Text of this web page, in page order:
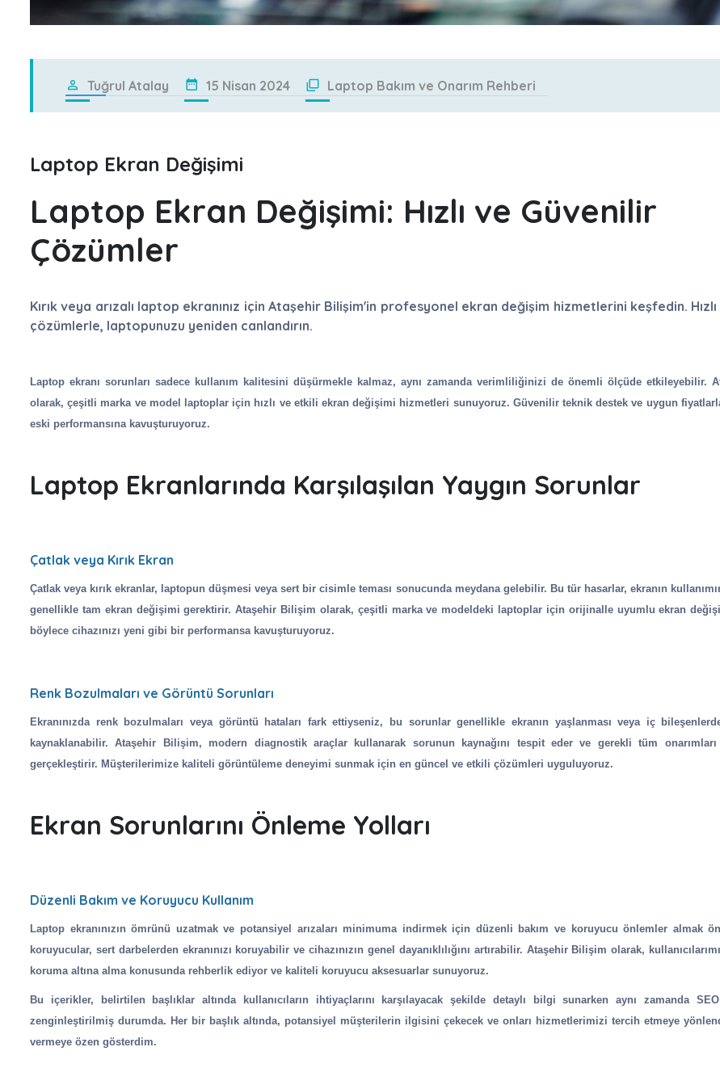
Tuğrul Atalay 15 Nisan 2024 Laptop Bakım ve Onarım Rehberi
Laptop Ekran Değişimi
Laptop Ekran Değişimi: Hızlı ve Güvenilir
Çözümler
Kırık veya arızalı laptop ekranınız için Ataşehir Bilişim'in profesyonel ekran değişim hizmetlerini keşfedin.
çözümlerle, laptopunuzu yeniden canlandırın.
Laptop ekranı sorunları sadece kullanım kalitesini düşürmekle kalmaz, aynı zamanda verimliliğinizi de önemli ölçüde etkileyebilir.
olarak, çeşitli marka ve model laptoplar için hızlı ve etkili ekran değişimi hizmetleri sunuyoruz. Güvenilir teknik destek ve uygun
eski performansına kavuşturuyoruz.
Laptop Ekranlarında Karşılaşılan Yaygın Sorunlar
Çatlak veya Kırık Ekran
Çatlak veya kırık ekranlar, laptopun düşmesi veya sert bir cisimle teması sonucunda meydana gelebilir. Bu tür hasarlar, ekranın
genellikle tam ekran değişimi gerektirir. Ataşehir Bilişim olarak, çeşitli marka ve modeldeki laptoplar için orijinalle uyumlu ekran
böylece cihazınızı yeni gibi bir performansa kavuşturuyoruz.
Renk Bozulmaları ve Görüntü Sorunları
Ekranınızda renk bozulmaları veya görüntü hataları fark ettiyseniz, bu sorunlar genellikle ekranın yaşlanması veya iç
kaynaklanabilir. Ataşehir Bilişim, modern diagnostik araçlar kullanarak sorunun kaynağını tespit eder ve gerekli tüm onarımları
gerçekleştirir. Müşterilerimize kaliteli görüntüleme deneyimi sunmak için en güncel ve etkili çözümleri uyguluyoruz.
Ekran Sorunlarını Önleme Yolları
Düzenli Bakım ve Koruyucu Kullanım
Laptop ekranınızın ömrünü uzatmak ve potansiyel arızaları minimuma indirmek için düzenli bakım ve koruyucu önlemler almak
koruyucular, sert darbelerden ekranınızı koruyabilir ve cihazınızın genel dayanıklılığını artırabilir. Ataşehir Bilişim olarak,
koruma altına alma konusunda rehberlik ediyor ve kaliteli koruyucu aksesuarlar sunuyoruz.
Bu içerikler, belirtilen başlıklar altında kullanıcıların ihtiyaçlarını karşılayacak şekilde detaylı bilgi sunarken aynı zamanda SEO
zenginleştirilmiş durumda. Her bir başlık altında, potansiyel müşterilerin ilgisini çekecek ve onları hizmetlerimizi tercih etmeye
vermeye özen gösterdim.